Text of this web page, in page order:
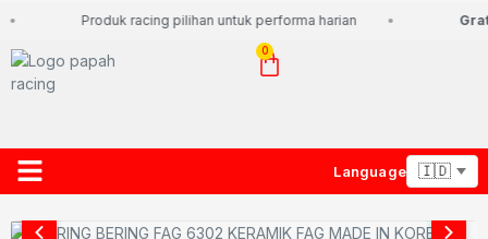
Produk racing pilihan untuk performa harian
0
Language